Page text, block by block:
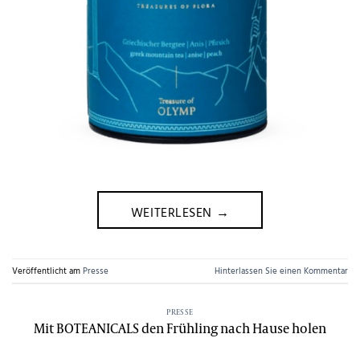
WEITERLESEN →
Veröffentlicht amPresse Hinterlassen Sie einen Kommentar
PRESSE
Mit BOTEANICALS den Frühling nach Hause holen